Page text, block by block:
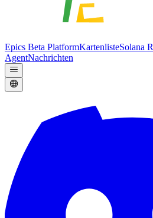
Epics Beta PlatformKartenlisteSolana
AgentNachrichten